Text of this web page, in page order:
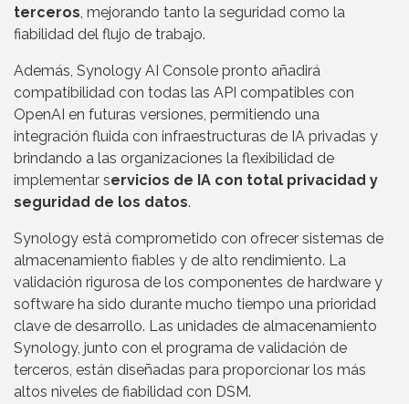
terceros , mejorando tanto la seguridad como la
fiabilidad del flujo de trabajo.
Además, Synology AI Console pronto añadirá
compatibilidad con todas las API compatibles con
OpenAI en futuras versiones, permitiendo una
integración fluida con infraestructuras de IA privadas y
brindando a las organizaciones la flexibilidad de
implementar servicios de IA con total privacidad y
seguridad de los datos.
Synology está comprometido con ofrecer sistemas de
almacenamiento fiables y de alto rendimiento. La
validación rigurosa de los componentes de hardware y
software ha sido durante mucho tiempo una prioridad
clave de desarrollo. Las unidades de almacenamiento
Synology, junto con el programa de validación de
terceros, están diseñadas para proporcionar los más
altos niveles de fiabilidad con DSM.